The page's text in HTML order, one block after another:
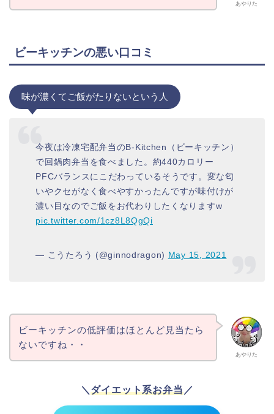
あやりた
ビーキッチンの悪い口コミ
味が濃くてご飯がたりないという人
今夜は冷凍宅配弁当のB-Kitchen（ビーキッチン）
で回鍋肉弁当を食べました。約440カロリー
PFCバランスにこだわっているそうです。変な匂
いやクセがなく食べやすかったんですが味付けが
濃い目なのでご飯をお代わりしたくなりますw
pic.twitter.com/1cz8L8QgQi
— こうたろう (@ginnodragon) May 15, 2021
あやりた
ビーキッチンの低評価はほとんど見当たら
ないですね・・
＼ダイエット系お弁当／